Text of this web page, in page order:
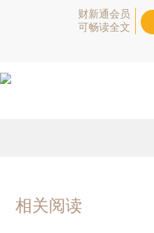
财新通会员
可畅读全文
相关阅读